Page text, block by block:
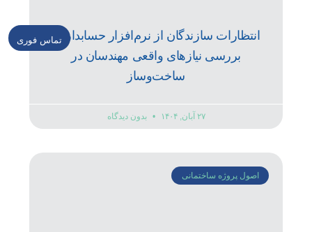
تماس فوریانتظارات سازندگان از نرم‌افزار حسابداری؛
بررسی نیازهای واقعی مهندسان در
ساخت‌وساز
۲۷ آبان, ۱۴۰۴ بدون دیدگاه
اصول پروژه ساختمانی